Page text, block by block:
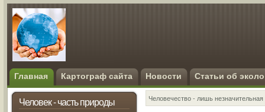
Главная Картограф сайта Новости Статьи об
Человек - часть природы Человечество - лишь